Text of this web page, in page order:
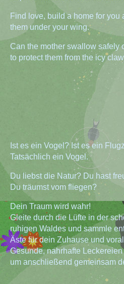
Find love, build a home for you
them under your wing.
Can the mother swallow safely
to protect them from the icy
Ist es ein Vogel? Ist es ein
Tatsächlich ein Vogel.
Du liebst die Natur? Du hast
Du träumst vom fliegen?
Dein Traum wird wahr!
Gleite durch die Lüfte in der
ruhigen Waldes und sammle
Äste für dein Zuhause und
Gesunde, nahrhafte
um anschließend gemeinsam